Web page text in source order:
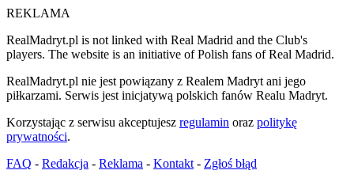
REKLAMA
RealMadryt.pl is not linked with Real Madrid and the Club's
players. The website is an initiative of Polish fans of Real Madrid.
RealMadryt.pl nie jest powiązany z Realem Madryt ani jego
piłkarzami. Serwis jest inicjatywą polskich fanów Realu Madryt.
Korzystając z serwisu akceptujesz regulamin oraz politykę
prywatności.
FAQ - Redakcja - Reklama - Kontakt - Zgłoś błąd